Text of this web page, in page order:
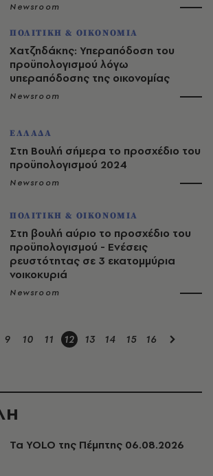
Newsroom
ΠΟΛΙΤΙΚΗ & ΟΙΚΟΝΟΜΙΑ
Χατζηδάκης: Υπεραπόδοση του
προϋπολογισμού λόγω
υπεραπόδοσης της οικονομίας
Newsroom
ΕΛΛΑΔΑ
Στη Βουλή σήμερα το προσχέδιο του
προϋπολογισμού 2024
Newsroom
ΠΟΛΙΤΙΚΗ & ΟΙΚΟΝΟΜΙΑ
Στη βουλή αύριο το προσχέδιο του
προϋπολογισμού - Ενέσεις
ρευστότητας σε 3 εκατομμύρια
νοικοκυριά
Newsroom
9 10 11 12 13 14 15 16
Τα YOLO της Πέμπτης 06.08.2026